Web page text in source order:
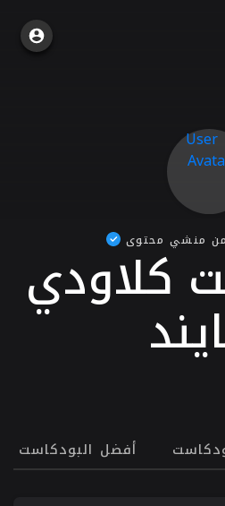
منشي محتوى
كلاودي
أفضل البودكاست